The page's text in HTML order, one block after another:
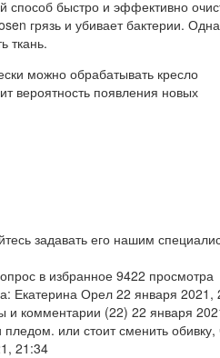
способ быстро и эффективно
грязь и убивает бактерии.
ткань.
можно обрабатывать кресло
вероятность появления новых
задавать его нашим
в избранное 9422 просмотра
Екатерина Орел 22 января 2021,
и комментарии (22) 22 января
или стоит сменить обивку,
21:34